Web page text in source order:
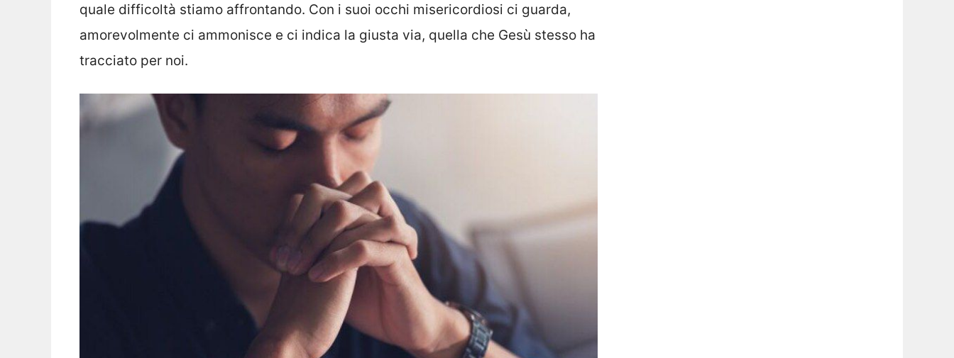
quale difficoltà stiamo affrontando. Con i suoi occhi misericordiosi ci guarda,
amorevolmente ci ammonisce e ci indica la giusta via, quella che Gesù stesso ha
tracciato per noi.